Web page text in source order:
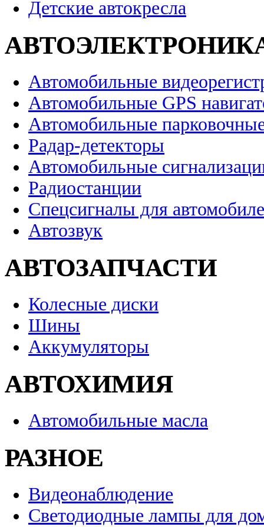
Детские автокресла
Автомобильные
Автомобильные GPS
Автомобильные
Радар-детекторы
Автомобильные
Радиостанции
Спецсигналы для
Автозвук
АВТОЗАПЧАСТИ
Колесные диски
Шины
Аккумуляторы
АВТОХИМИЯ
Автомобильные масла
РАЗНОЕ
Видеонаблюдение
Светодиодные лампы для